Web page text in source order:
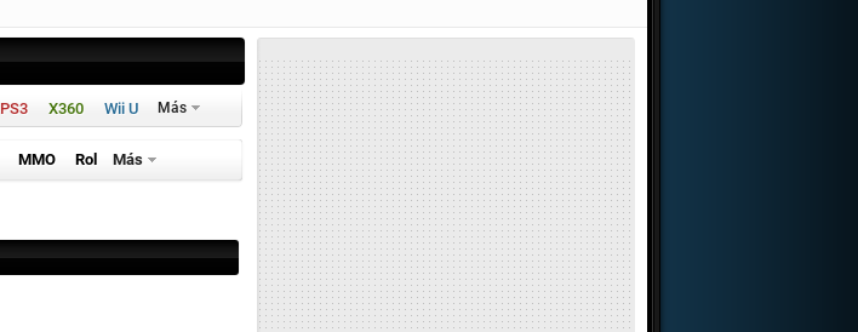
PS3 X360 Wii U Más
MMO Rol Más